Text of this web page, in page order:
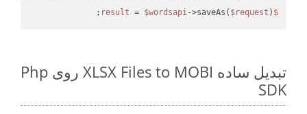
$result
= $wordsapi->saveAs( $request );
تبدیل ساده XLSX Files to MOBI روی Php
SDK